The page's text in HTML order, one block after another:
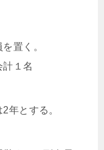
置く。
１名
年とする。